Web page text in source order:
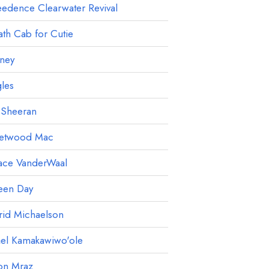
Clearwater Revival
Cab for Cutie
Mac
VanderWaal
Day
Michaelson
Kamakawiwo'ole
Mraz